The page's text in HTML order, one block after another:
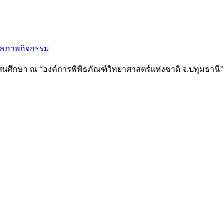
ภาพกิจกรรม
ศึกษา ณ “องค์การพิพิธภัณฑ์วิทยาศาสตร์แห่งชาติ จ.ปทุมธานี”